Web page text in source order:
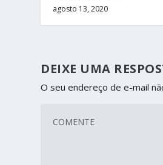
agosto 13, 2020
DEIXE UMA
O seu endereço de e-mail